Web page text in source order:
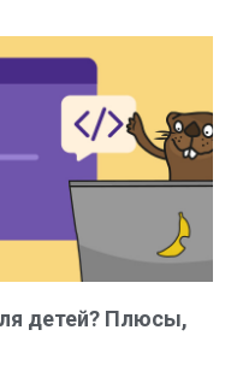
детей? Плюсы,